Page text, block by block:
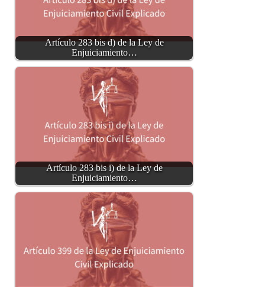
Artículo 283 bis d) de la Ley de
Enjuiciamiento…
Artículo 283 bis i) de la Ley de
Enjuiciamiento…